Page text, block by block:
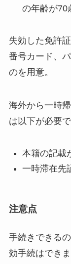
の年齢が70
失効した免許
番号カード、
のを用意。
海外から一時
は以下が必要で
本籍の記載
一時滞在先
注意点
手続きできる
効手続はできま